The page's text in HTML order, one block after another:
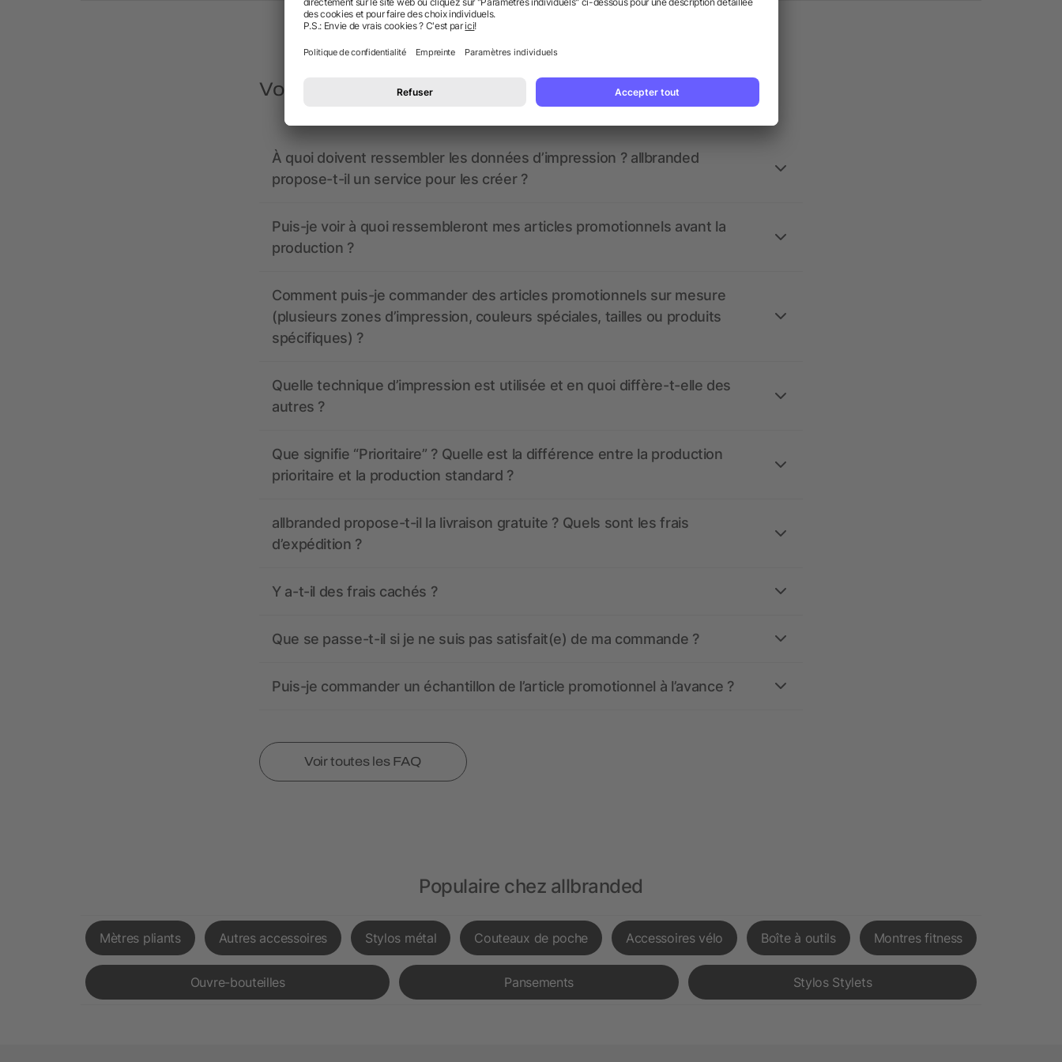
Vous avez des questions ? Nous avons les réponses.
À quoi doivent ressembler les données d’impression ? allbranded
propose-t-il un service pour les créer ?
Puis-je voir à quoi ressembleront mes articles promotionnels avant la
production ?
Comment puis-je commander des articles promotionnels sur mesure
(plusieurs zones d’impression, couleurs spéciales, tailles ou produits
spécifiques) ?
Quelle technique d’impression est utilisée et en quoi diffère-t-elle des
autres ?
Que signifie “Prioritaire” ? Quelle est la différence entre la production
prioritaire et la production standard ?
allbranded propose-t-il la livraison gratuite ? Quels sont les frais
d’expédition ?
Y a-t-il des frais cachés ?
Que se passe-t-il si je ne suis pas satisfait(e) de ma commande ?
Puis-je commander un échantillon de l’article promotionnel à l’avance ?
Voir toutes les FAQ
Populaire chez allbranded
Mètres pliants Autres accessoires Stylos métal Couteaux de poche Accessoires vélo Boîte à outils Montres fitness
Ouvre-bouteilles Pansements Stylos Stylets